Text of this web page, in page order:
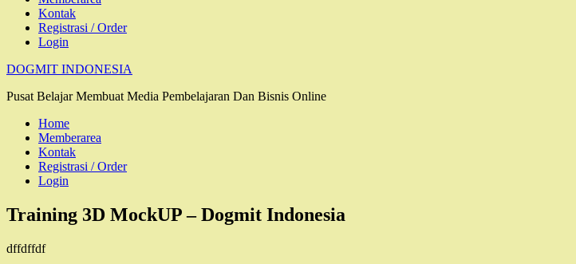
Kontak
Registrasi / Order
Login
DOGMIT INDONESIA
Pusat Belajar Membuat Media Pembelajaran Dan Bisnis Online
Home
Memberarea
Kontak
Registrasi / Order
Login
Training 3D MockUP – Dogmit Indonesia
dffdffdf